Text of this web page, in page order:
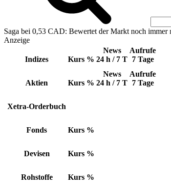
Saga bei 0,53 CAD: Bewertet der Markt noch immer
Anzeige
Indizes Kurs %
News
24 h / 7 T
Aufrufe
7 Tage
Aktien Kurs %
News
24 h / 7 T
Aufrufe
7 Tage
Xetra-Orderbuch
Fonds Kurs %
Devisen Kurs %
Rohstoffe Kurs %